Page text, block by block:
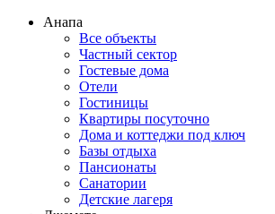
Анапа
Все объекты
Частный сектор
Гостевые дома
Отели
Гостиницы
Квартиры посуточно
Дома и коттеджи под ключ
Базы отдыха
Пансионаты
Санатории
Детские лагеря